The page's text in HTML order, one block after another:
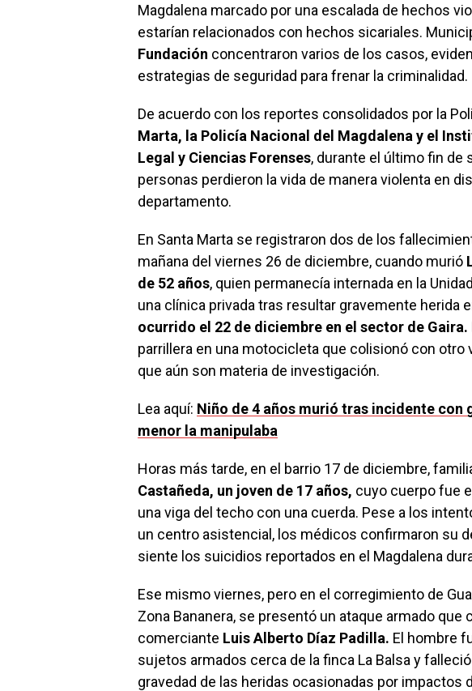
Magdalena marcado por una escalada de hechos
estarían relacionados con hechos sicariales.
Fundación concentraron varios de los casos,
estrategias de seguridad para frenar la criminalidad.
De acuerdo con los reportes consolidados por la
Marta, la Policía Nacional del Magdalena y el
Legal y Ciencias Forenses, durante el último fin de
personas perdieron la vida de manera violenta en
departamento.
En Santa Marta se registraron dos de los
mañana del viernes 26 de diciembre, cuando murió
de 52 años, quien permanecía internada en la
una clínica privada tras resultar gravemente herida
ocurrido el 22 de diciembre en el sector de Gaira.
parrillera en una motocicleta que colisionó con otro
que aún son materia de investigación.
Lea aquí: Niño de 4 años murió tras incidente con
menor la manipulaba
Horas más tarde, en el barrio 17 de diciembre,
Castañeda, un joven de 17 años, cuyo cuerpo fue
una viga del techo con una cuerda. Pese a los
un centro asistencial, los médicos confirmaron su
siente los suicidios reportados en el Magdalena
Ese mismo viernes, pero en el corregimiento de
Zona Bananera, se presentó un ataque armado que
comerciante Luis Alberto Díaz Padilla. El hombre
sujetos armados cerca de la finca La Balsa y
gravedad de las heridas ocasionadas por impactos